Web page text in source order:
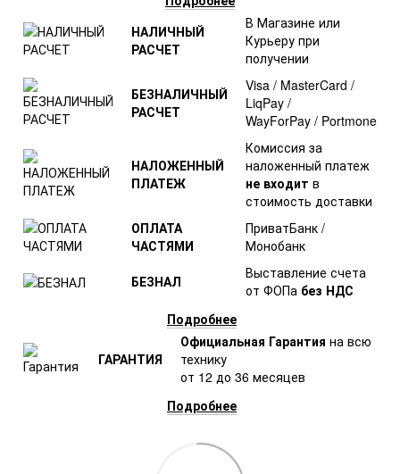
НАЛИЧНЫЙ
РАСЧЕТ
В Магазине или
Курьеру при
получении
БЕЗНАЛИЧНЫЙ
РАСЧЕТ
Visa / MasterCard /
LiqPay /
WayForPay / Portmone
НАЛОЖЕННЫЙ
ПЛАТЕЖ
Комиссия за
наложенный платеж
не входит в
стоимость доставки
ОПЛАТА
ЧАСТЯМИ
ПриватБанк /
Монобанк
БЕЗНАЛ
Выставление счета
от ФОПа без НДС
Подробнее
ГАРАНТИЯ
Официальная Гарантия на всю
технику
от 12 до 36 месяцев
Подробнее